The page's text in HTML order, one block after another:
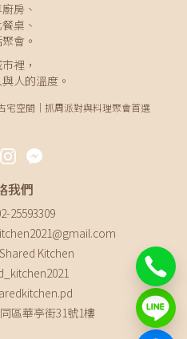
房、
桌、
會。
裡，
人的溫度。
宅空間｜抓周派對與料理聚會首選
我們
25593309
Kitchen
區華亭街31號1樓